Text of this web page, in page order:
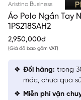
Aristino Business
Áo Polo Ngắn Tay
1PS218SAH2
2,950,000đ
(Giá đã bao gồm VAT)
Đổi hàng: trong
mác, chưa qua
Miễn phí vận